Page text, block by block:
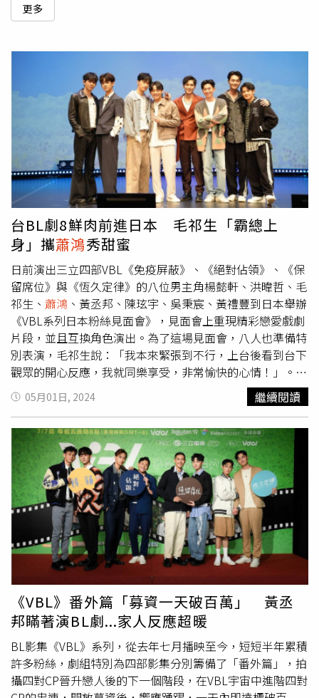
更多
台BL劇8鮮肉前進日本 毛祁生「霸總上
身」攜蕭鴻秀甜蜜
日前演出三立四部VBL《免疫屏蔽》、《絕對佔領》、《保
留席位》與《恆久定律》的八位男主角楊懿軒、洪暐哲、毛
祁生、 蕭鴻 、黃丞邦、陳玹宇、吳秉宸、黃禮豐到日本舉辦
《VBL系列日本粉絲見面會》，見面會上重現精彩戀愛戲劇
片段，並且互換角色演出。為了這場見面會，八人也準備特
別表演，毛祁生說：「我本來緊張到不行，上台後看到台下
觀眾的開心反應，我就同樂享受，非常愉快的心情！」。除
了日本外，還有從各地飛過去的粉絲，八人看到還有台灣專
程飛去東京的粉絲，更是驚訝，表示在海外能見到熟悉的面
孔，用熟悉的語言互道珍重，直呼是能珍藏在心裡的美好回
憶。主辦方特別安排了經典橋段的演技大挑戰，陳玹宇與黃
丞邦重現《絕對佔領》中經典橋段領帶戲，陳玹宇被黃丞邦
直接一個領帶變蝴蝶結打包帶走，讓原版的毛祁生「霸總上
身」笑著稱讚說：「讓你們重現，沒讓你們超越。」而一場
《恆久定律》中聽心跳承諾不走的感動橋段，更被楊懿軒和
洪暐哲二創成搞笑片，演出下跪、心肌梗塞、直接帶走的即
興演出，虧得兩人培養的好默契，只是難為翻譯人員，實在
無法即時全程翻譯，尤其當兩人聊到先前去東京鐵塔的拍照
體驗，在台上又吵起來時，大家笑說：「果然是感情越吵越
好！」陳玹宇（左）黃丞邦重現《絕對佔領》中經典橋段領
帶戲，並表演片尾曲。（圖／三立提供）為了酬謝粉絲，8
人還特別設計了不同橋段， 洪暐哲和楊懿軒演唱《免疫屏
蔽》片頭曲〈牛頓與蘋果〉，兩人舞台上的默契的和舞台風
格，讓接在後面的表演的人相當緊張。陳玹宇和黃丞邦第一
次在舞台上表演片尾曲〈趁熱吃，麵都快要涼了〉，雖然平
05月01日, 2024 繼續閱讀
《VBL》番外篇「募資一天破百萬」 黃丞
邦瞞著演BL劇...家人反應超暖
BL影集《VBL》系列，從去年七月播映至今，短短半年累積
許多粉絲，劇組特別為四部影集分別籌備了「番外篇」，拍
攝四對CP晉升戀人後的下一個階段，在VBL宇宙中進階四對